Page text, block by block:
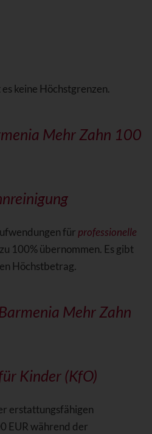
keine Höchstgrenzen.
Mehr Zahn 100
für professionelle
100% übernommen. Es gibt
Höchstbetrag.
Mehr Zahn
Kinder (KfO)
erstattungsfähigen
EUR während der